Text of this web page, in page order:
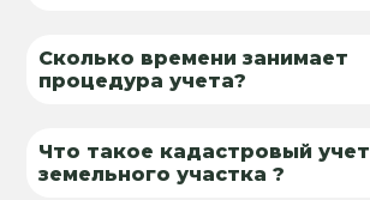
Сколько времени занимает
процедура учета?
Что такое кадастровый учет
земельного участка ?